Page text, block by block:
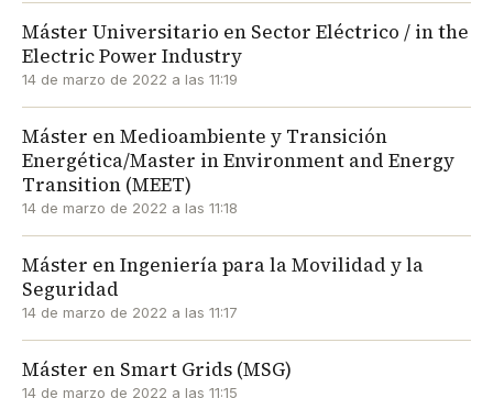
Máster Universitario en Sector Eléctrico / in the
Electric Power Industry
14 de marzo de 2022 a las 11:19
Máster en Medioambiente y Transición
Energética/Master in Environment and Energy
Transition (MEET)
14 de marzo de 2022 a las 11:18
Máster en Ingeniería para la Movilidad y la
Seguridad
14 de marzo de 2022 a las 11:17
Máster en Smart Grids (MSG)
14 de marzo de 2022 a las 11:15